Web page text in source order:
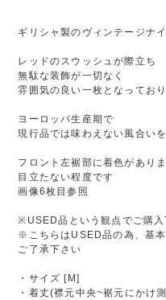
ギリシャ製のヴィンテージナ
レッドのスウッシュが際立ち
無駄な装飾が一切なく
雰囲気の良い一枚となってお
ヨーロッパ生産期で
現行品では味わえない風合い
フロント左裾部に着色があり
目立たない程度です
画像6枚目参照
※USED品という観点でご購入
※こちらはUSED品の為、基
ご了承下さい
・サイズ [M]
・着丈(襟元中央~裾元にかけ